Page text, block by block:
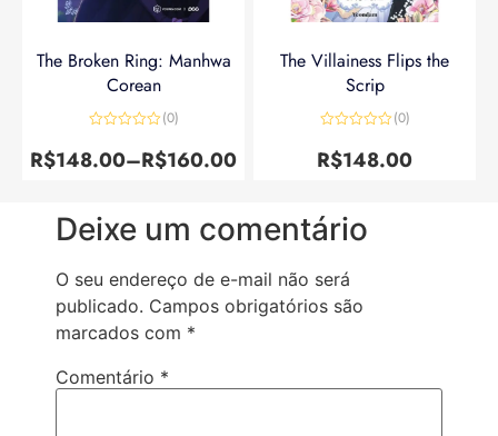
The Broken Ring: Manhwa
Corean
0
de
(0)
R$148.00–R$160.00
The Villainess Flips the
Scrip
0
de
(0)
R$148.00
Deixe um comentário
O seu endereço de e-mail não será
publicado. Campos obrigatórios são
marcados com *
Comentário *